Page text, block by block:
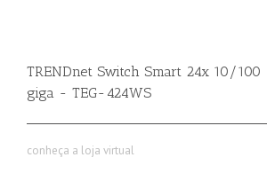
TRENDnet Switch Smart 24x 10/
giga - TEG-424WS
conheça a loja virtual